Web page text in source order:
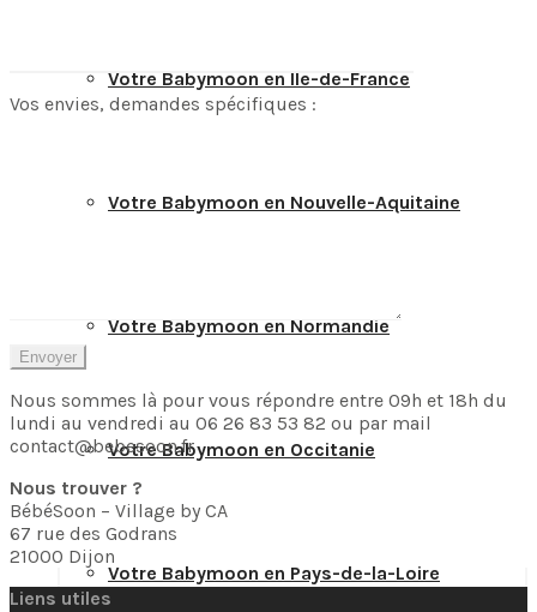
Votre Babymoon en Ile-de-France
Votre Babymoon en Nouvelle-Aquitaine
Votre Babymoon en Normandie
Votre Babymoon en Occitanie
Votre Babymoon en Pays-de-la-Loire
Vos envies, demandes spécifiques :
Nous sommes là pour vous répondre entre 09h et 18h du
lundi au vendredi au 06 26 83 53 82 ou par mail
contact@bebesoon.fr
Nous trouver ?
BébéSoon – Village by CA
67 rue des Godrans
21000 Dijon
Liens utiles